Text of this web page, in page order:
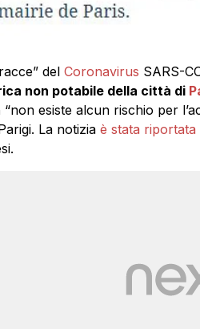
del Coronavirus SARS-
non potabile della città di
“non esiste alcun rischio per
La notizia è stata riportata